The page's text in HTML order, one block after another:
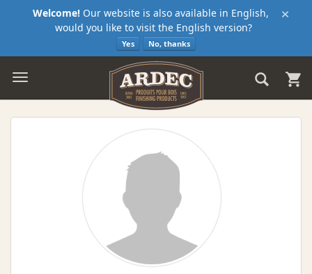
×
Welcome! Our website is also available in English,
would you like to visit the English version?
Yes No, thanks